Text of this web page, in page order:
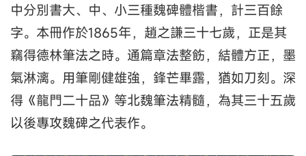
中分別書大、中、小三種魏碑體楷書，計三百餘
字。本冊作於1865年，趙之謙三十七歲，正是其
竊得德林筆法之時。通篇章法整飭，結體方正，墨
氣淋漓。用筆剛健雄強，鋒芒畢露，猶如刀刻。深
得《龍門二十品》等北魏筆法精髓，為其三十五歲
以後專攻魏碑之代表作。